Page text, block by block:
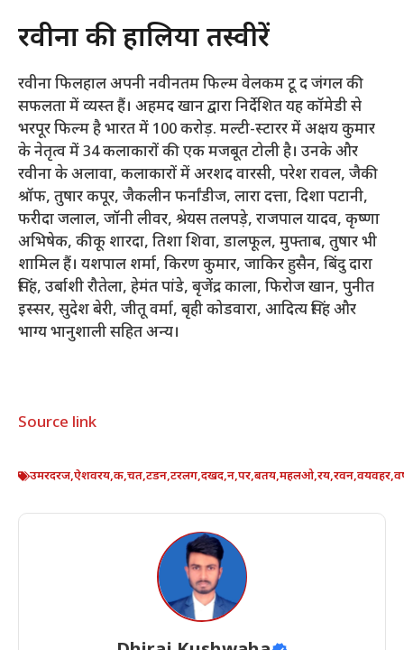
रवीना की हालिया तस्वीरें
रवीना फिलहाल अपनी नवीनतम फिल्म वेलकम टू द जंगल की
सफलता में व्यस्त हैं। अहमद खान द्वारा निर्देशित यह कॉमेडी से
भरपूर फिल्म हैभारत में 100 करोड़. मल्टी-स्टारर में अक्षय कुमार
के नेतृत्व में 34 कलाकारों की एक मजबूत टोली है। उनके और
रवीना के अलावा, कलाकारों में अरशद वारसी, परेश रावल, जैकी
श्रॉफ, तुषार कपूर, जैकलीन फर्नांडीज, लारा दत्ता, दिशा पटानी,
फरीदा जलाल, जॉनी लीवर, श्रेयस तलपड़े, राजपाल यादव, कृष्णा
अभिषेक, कीकू शारदा, तिशा शिवा, डालफूल, मुफ्ताब, तुषार भी
शामिल हैं। यशपाल शर्मा, किरण कुमार, जाकिर हुसैन, बिंदु दारा
सिंह, उर्बाशी रौतेला, हेमंत पांडे, बृजेंद्र काला, फिरोज खान, पुनीत
इस्सर, सुदेश बेरी, जीतू वर्मा, बृही कोडवारा, आदित्य सिंह और
भाग्य भानुशाली सहित अन्य।
Source link
उमरदरज,ऐशवरय,क,चत,टडन,टरलग,दखद,न,पर,बतय,महलओ,रय,रवन,वयवहर,